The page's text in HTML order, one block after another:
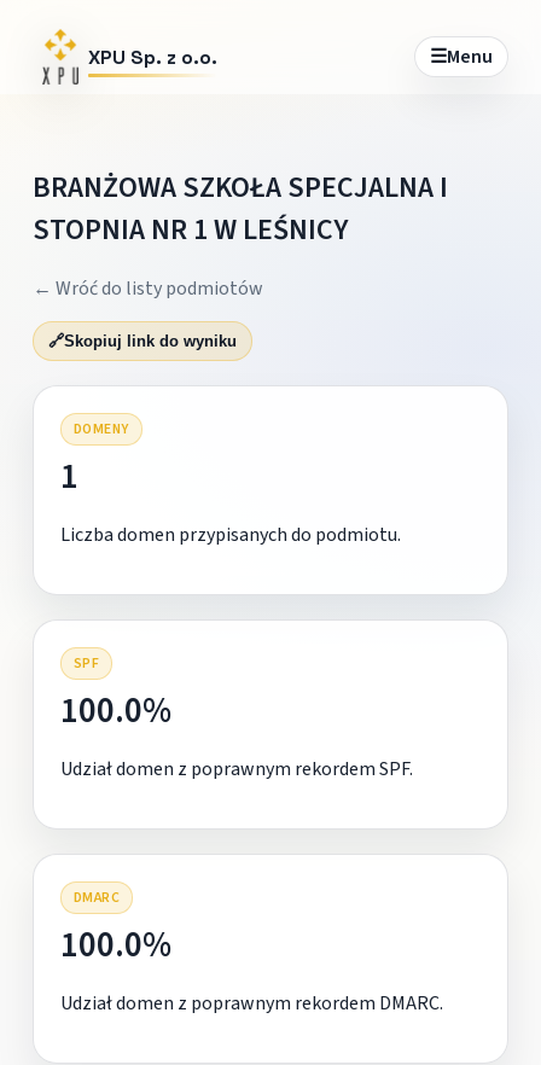
XPU Sp. z o.o. ☰Menu
BRANŻOWA SZKOŁA SPECJALNA I
STOPNIA NR 1 W LEŚNICY
← Wróć do listy podmiotów
🔗Skopiuj link do wyniku
DOMENY
1
Liczba domen przypisanych do podmiotu.
SPF
100.0%
Udział domen z poprawnym rekordem SPF.
DMARC
100.0%
Udział domen z poprawnym rekordem DMARC.